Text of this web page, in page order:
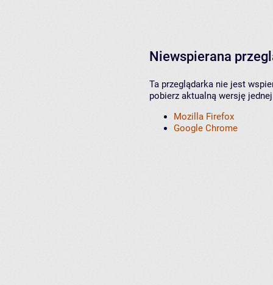
Niewspierana
Ta przeglądarka nie jest
pobierz aktualną wersję
Mozilla Firefox
Google Chrome